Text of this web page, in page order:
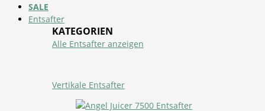
SALE
Entsafter
KATEGORIEN
Alle Entsafter anzeigen
Vertikale Entsafter